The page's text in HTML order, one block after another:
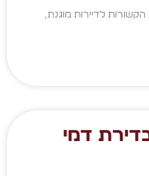
לדיירות מוגנת,
בדירת דמי